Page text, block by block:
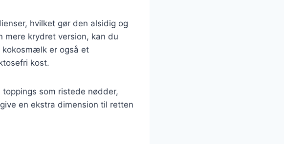
hvilket gør den alsidig og
mere krydret version, kan du
kokosmælk er også et
kost.
som ristede nødder,
en ekstra dimension til retten